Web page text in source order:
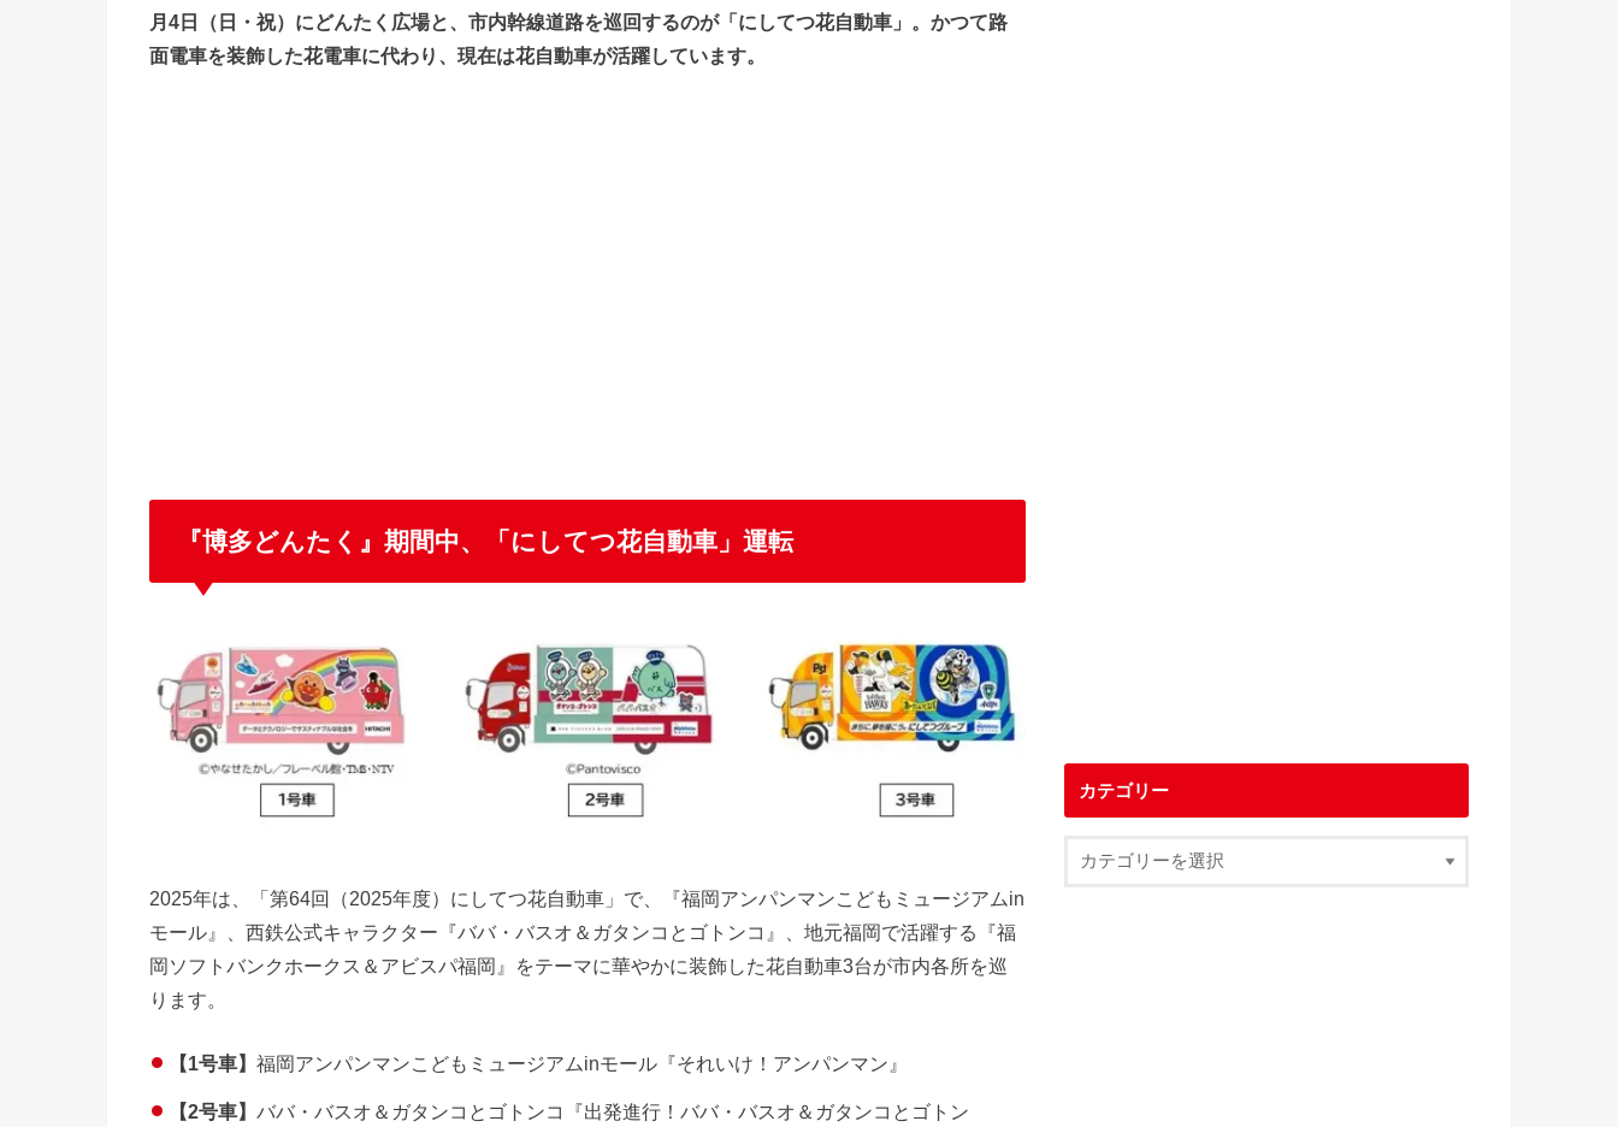
月4日（日・祝）にどんたく広場と、市内幹線道路を巡回するのが「にしてつ花自動車」。かつて路
面電車を装飾した花電車に代わり、現在は花自動車が活躍しています。
『博多どんたく』期間中、「にしてつ花自動車」運転
2025年は、「第64回（2025年度）にしてつ花自動車」で、『福岡アンパンマンこどもミュージアムin
モール』、西鉄公式キャラクター『ババ・バスオ＆ガタンコとゴトンコ』、地元福岡で活躍する『福
岡ソフトバンクホークス＆アビスパ福岡』をテーマに華やかに装飾した花自動車3台が市内各所を巡
ります。
【1号車】福岡アンパンマンこどもミュージアムinモール『それいけ！アンパンマン』
【2号車】ババ・バスオ＆ガタンコとゴトンコ『出発進行！ババ・バスオ＆ガタンコとゴトン
カテゴリー